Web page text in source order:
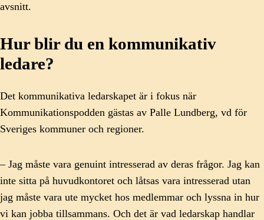
avsnitt.
Hur blir du en kommunikativ
ledare?
Det kommunikativa ledarskapet är i fokus när
Kommunikationspodden gästas av Palle Lundberg, vd för
Sveriges kommuner och regioner.
– Jag måste vara genuint intresserad av deras frågor. Jag kan
inte sitta på huvudkontoret och låtsas vara intresserad utan
jag måste vara ute mycket hos medlemmar och lyssna in hur
vi kan jobba tillsammans. Och det är vad ledarskap handlar